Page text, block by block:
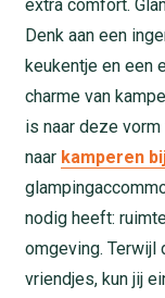
extra comfort.
Denk aan een
keukentje en een
charme van
is naar deze
naar kamperen
nodig heeft:
omgeving. Terwijl
vriendjes, kun jij